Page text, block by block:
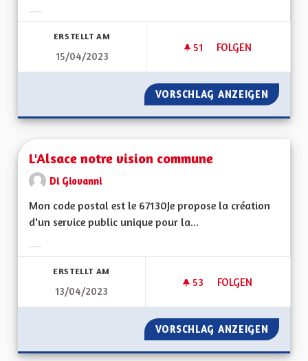
ERSTELLT AM
15/04/2023
51 51 FOLLOWER
FOLGEN
CRÉER UNE
VORSCHLAG ANZEIGEN
L'Alsace notre vision commune
Di Giovanni
Mon code postal est le 67130Je propose la création
d'un service public unique pour la...
ERSTELLT AM
13/04/2023
53 53 FOLLOWER
FOLGEN
L'ALSACE NOTRE
VORSCHLAG ANZEIGEN